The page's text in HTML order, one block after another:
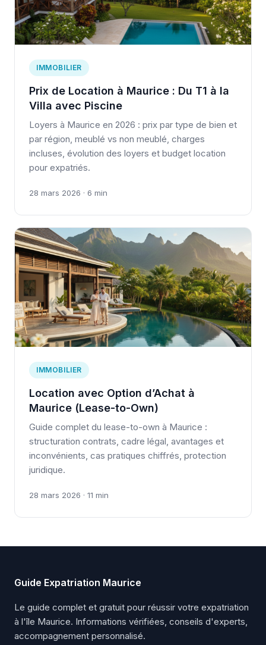
IMMOBILIER
Prix de Location à Maurice : Du T1 à la
Villa avec Piscine
Loyers à Maurice en 2026 : prix par type de bien et
par région, meublé vs non meublé, charges
incluses, évolution des loyers et budget location
pour expatriés.
28 mars 2026 · 6 min
IMMOBILIER
Location avec Option d’Achat à
Maurice (Lease-to-Own)
Guide complet du lease-to-own à Maurice :
structuration contrats, cadre légal, avantages et
inconvénients, cas pratiques chiffrés, protection
juridique.
28 mars 2026 · 11 min
Guide Expatriation Maurice
Le guide complet et gratuit pour réussir votre expatriation
à l'île Maurice. Informations vérifiées, conseils d'experts,
accompagnement personnalisé.